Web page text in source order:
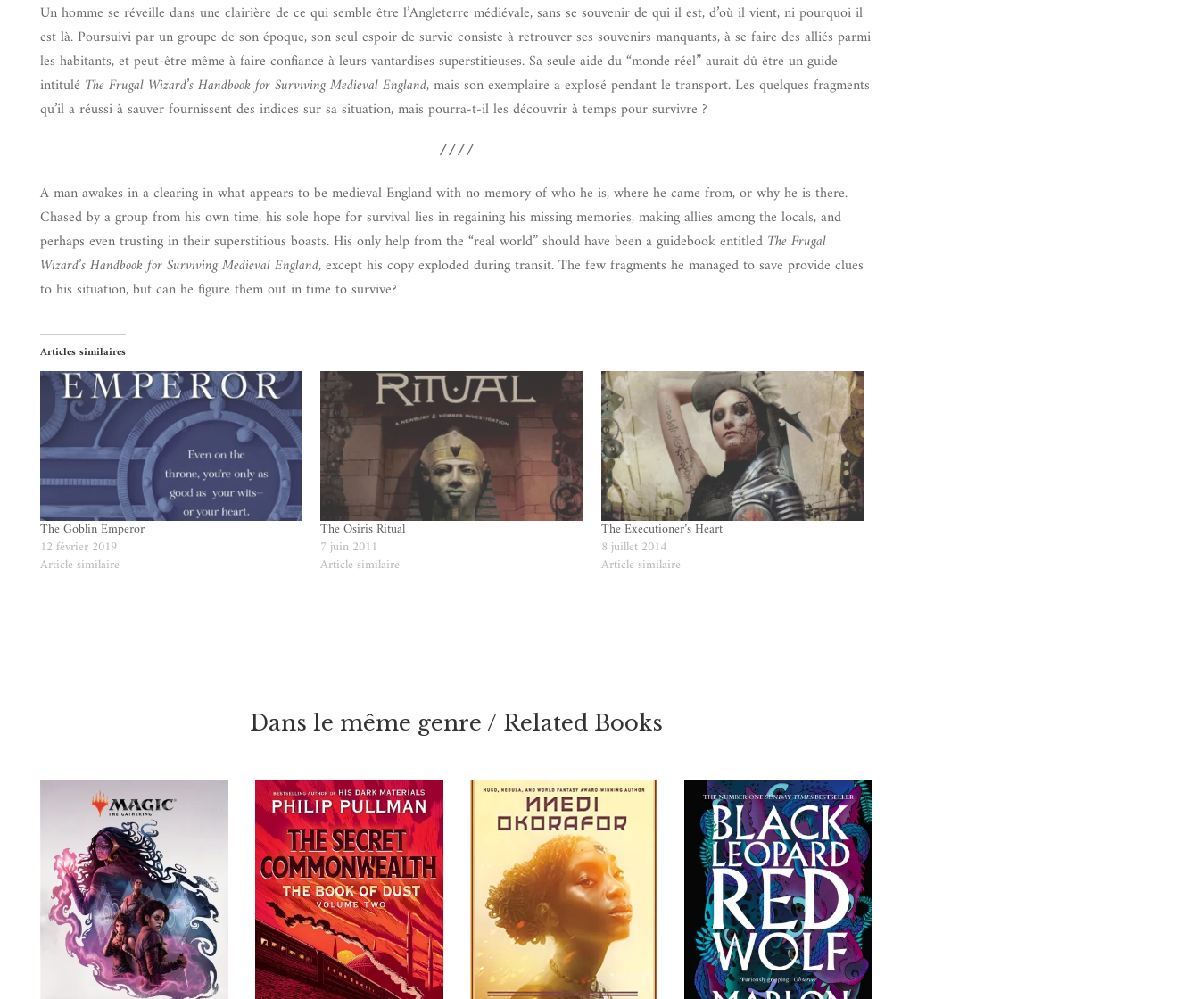
Un homme se réveille dans une clairière de ce qui semble être l’Angleterre médiévale, sans se souvenir de qui il est, d’où il vient, ni pourquoi il
est là. Poursuivi par un groupe de son époque, son seul espoir de survie consiste à retrouver ses souvenirs manquants, à se faire des alliés parmi
les habitants, et peut-être même à faire confiance à leurs vantardises superstitieuses. Sa seule aide du “monde réel” aurait dû être un guide
intitulé The Frugal Wizard’s Handbook for Surviving Medieval England, mais son exemplaire a explosé pendant le transport. Les quelques fragments
qu’il a réussi à sauver fournissent des indices sur sa situation, mais pourra-t-il les découvrir à temps pour survivre ?
////
A man awakes in a clearing in what appears to be medieval England with no memory of who he is, where he came from, or why he is there.
Chased by a group from his own time, his sole hope for survival lies in regaining his missing memories, making allies among the locals, and
perhaps even trusting in their superstitious boasts. His only help from the “real world” should have been a guidebook entitled The Frugal
Wizard’s Handbook for Surviving Medieval England, except his copy exploded during transit. The few fragments he managed to save provide clues
to his situation, but can he figure them out in time to survive?
Articles similaires
The Goblin Emperor
12 février 2019
Article similaire
The Osiris Ritual
7 juin 2011
Article similaire
The Executioner’s Heart
8 juillet 2014
Article similaire
Dans le même genre / Related Books